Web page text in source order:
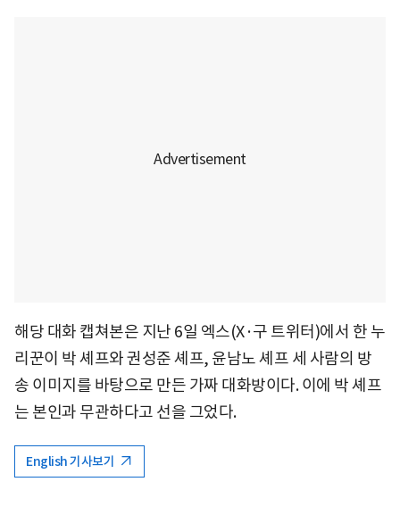
해당 대화 캡쳐본은 지난 6일 엑스(X·구 트위터)에서 한 누
리꾼이 박 셰프와 권성준 셰프, 윤남노 셰프 세 사람의 방
송 이미지를 바탕으로 만든 가짜 대화방이다. 이에 박 셰프
는 본인과 무관하다고 선을 그었다.
English 기사보기